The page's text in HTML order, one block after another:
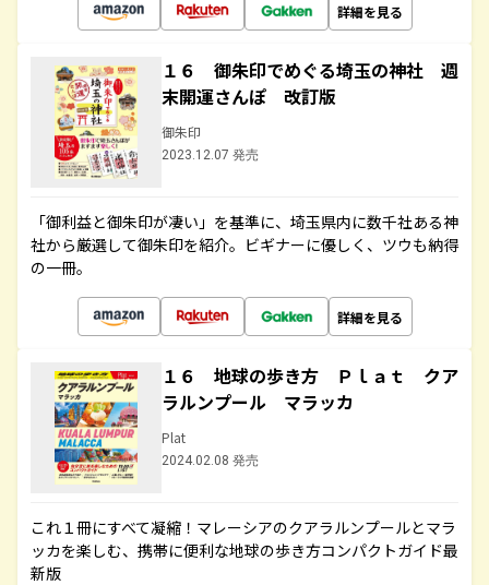
詳細を見る
１６ 御朱印でめぐる埼玉の神社 週
末開運さんぽ 改訂版
御朱印
2023.12.07 発売
「御利益と御朱印が凄い」を基準に、埼玉県内に数千社ある神
社から厳選して御朱印を紹介。ビギナーに優しく、ツウも納得
の一冊。
詳細を見る
１６ 地球の歩き方 Ｐｌａｔ クア
ラルンプール マラッカ
Plat
2024.02.08 発売
これ１冊にすべて凝縮！マレーシアのクアラルンプールとマラ
ッカを楽しむ、携帯に便利な地球の歩き方コンパクトガイド最
新版